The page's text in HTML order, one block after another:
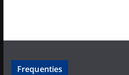
Frequenties